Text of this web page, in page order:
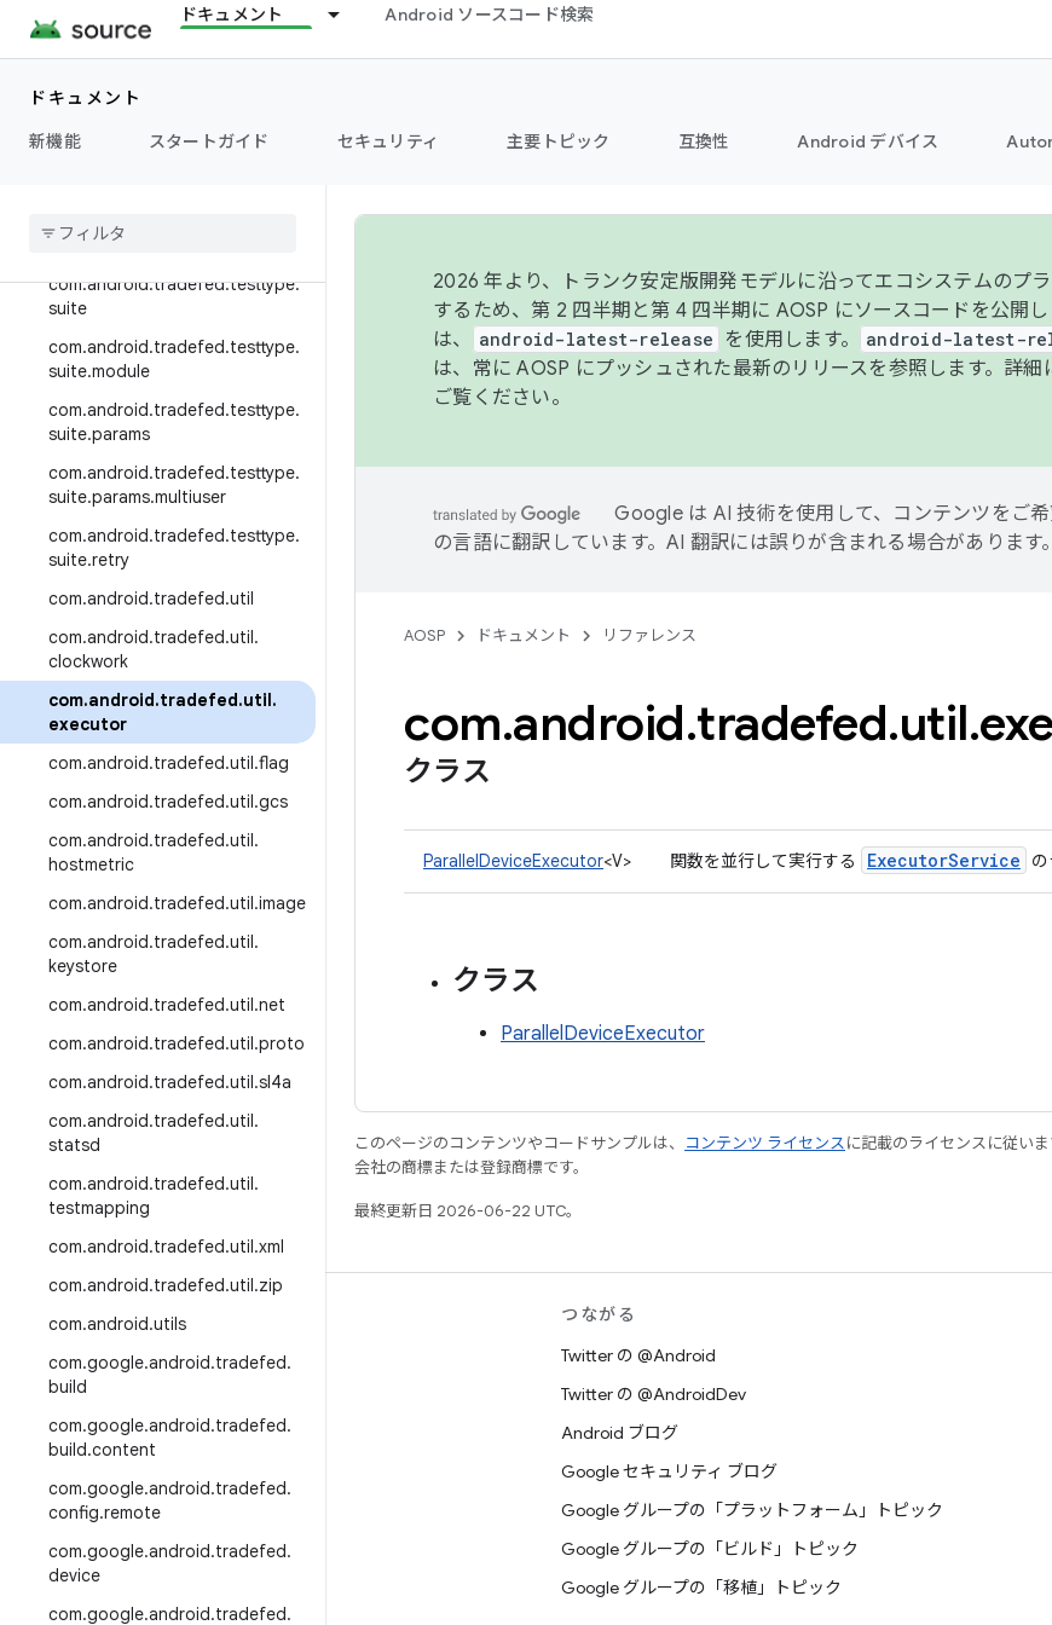
ドキュメント Android ソースコード検索
ドキュメント
新機能
スタートガイド セキュリティ 主要トピック 互換性 Android デバイス
com.android.tradefed.testtype.
pandora
com.android.tradefed.testtype.
android
rust
com.android.tradefed.testtype.
suite
com.android.tradefed.testtype.
suite.module
com.android.tradefed.testtype.
suite.params
com.android.tradefed.testtype.
suite.params.multiuser
com.android.tradefed.testtype.
suite.retry
com.android.tradefed.util
com.android.tradefed.util.
clockwork
com.android.tradefed.util.
executor
com.android.tradefed.util.flag
com.android.tradefed.util.gcs
com.android.tradefed.util.
hostmetric
com.android.tradefed.util.image
com.android.tradefed.util.
keystore
com.android.tradefed.util.net
com.android.tradefed.util.proto
com.android.tradefed.util.sl4a
com.android.tradefed.util.
statsd
com.android.tradefed.util.
testmapping
com.android.tradefed.util.xml
com.android.tradefed.util.zip
com.android.utils
com.google.android.tradefed.
build
com.google.android.tradefed.
build.content
com.google.android.tradefed.
config.remote
com.google.android.tradefed.
device
com.google.android.tradefed.
2026 年より、トランク安定版開発モデルに沿ってエコシステムのプ
するため、第 2 四半期と第 4 四半期に AOSP にソースコードを公開
は、
android-latest-release を使用します。 android-latest-
は、常に AOSP にプッシュされた最新のリリースを参照します。詳細
ご覧ください。
Google は AI 技術を使用して、コンテンツをご
の言語に翻訳しています。AI 翻訳には誤りが含まれる場合があります。
AOSP ドキュメント リファレンス
com.android.tradefed.util.
クラス
ParallelDeviceExecutor<V> 関数を並行して実行する ExecutorService の
クラス
ParallelDeviceExecutor
このページのコンテンツやコードサンプルは、 コンテンツ ライセンスに記載のライセンスに従い
会社の商標または登録商標です。
最終更新日 2026-06-22 UTC。
Android リポジトリ
要件
ダウンロード
ファクトリー イメージ
ドライバのバイナリ
GitHub
つながる
Twitter の @Android
Twitter の @AndroidDev
Android ブログ
Google セキュリティ ブログ
Google グループの「プラットフォーム」トピック
Google グループの「ビルド」トピック
Google グループの「移植」トピック